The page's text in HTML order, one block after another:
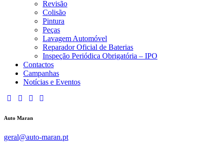
Revisão
Colisão
Pintura
Peças
Lavagem Automóvel
Reparador Oficial de Baterias
Inspeção Periódica Obrigatória – IPO
Contactos
Campanhas
Notícias e Eventos
Auto Maran
geral@auto-maran.pt